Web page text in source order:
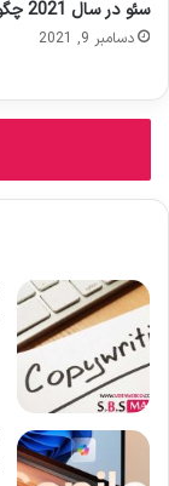
د
سئو در سال 2021 چگونه است؟
دسامبر 9, 2021